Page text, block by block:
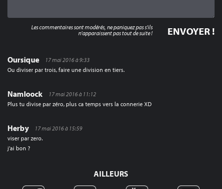
Oursique
17 mai 2016 à 9:33
Ou diviser par trois, faire une division en tiers.
Namloock
17 mai 2016 à 11:12
Plus tu divise par zéro, plus ca temps vers la connerie XD
Herby
17 mai 2016 à 15:59
viser par zero.
j’ai bon ?
Les commentaires sont modérés, ne paniquez pas s'ils
n'apparaissent pas tout de suite !
AILLEURS